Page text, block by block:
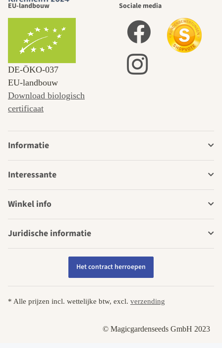
EU-landbouw
DE‑ÖKO‑037
EU-landbouw
Download biologisch
certificaat
Sociale media
Informatie
Interessante
Winkel info
Juridische informatie
Het contract herroepen
* Alle prijzen incl. wettelijke btw, excl. verzending
© Magicgardenseeds GmbH 2023